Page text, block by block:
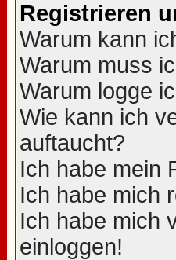
Registrieren
Warum kann
Warum muss
Warum logge
Wie kann ich
auftaucht?
Ich habe mein
Ich habe mich
Ich habe mich
einloggen!